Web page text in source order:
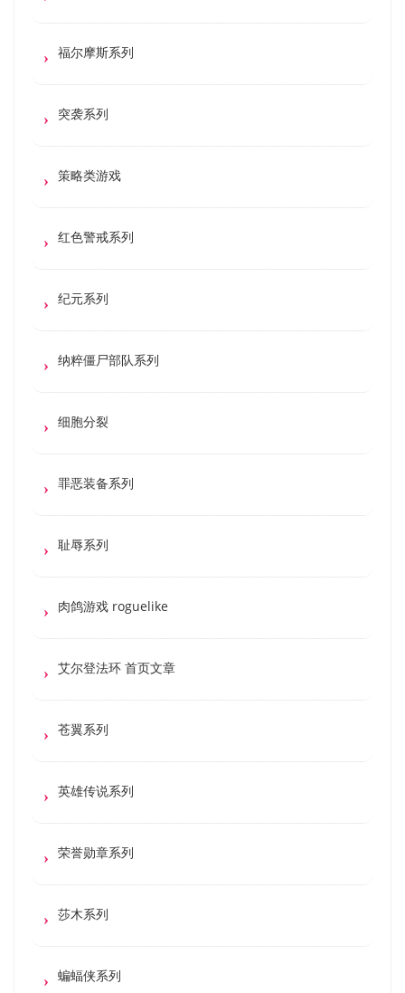
福尔摩斯系列
突袭系列
策略类游戏
红色警戒系列
纪元系列
纳粹僵尸部队系列
细胞分裂
罪恶装备系列
耻辱系列
肉鸽游戏 roguelike
艾尔登法环 首页文章
苍翼系列
英雄传说系列
荣誉勋章系列
莎木系列
蝙蝠侠系列